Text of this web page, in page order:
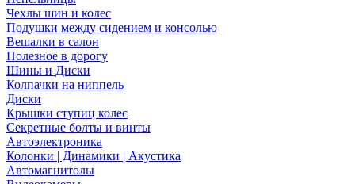
Чехлы шин и колес
Подушки между сидением и консолью
Вешалки в салон
Полезное в дорогу
Шины и Диски
Колпачки на ниппель
Диски
Крышки ступиц колес
Секретные болты и винты
Автоэлектроника
Колонки | Динамики | Акустика
Автомагнитолы